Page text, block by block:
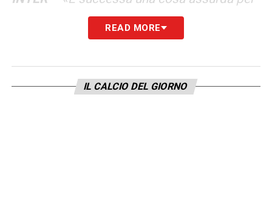
chi capisce di calcio. Gol
tatticamente straordinario:
Pavard! Non lo fa nessuno in Europa.
READ MORE
IL CALCIO DEL GIORNO